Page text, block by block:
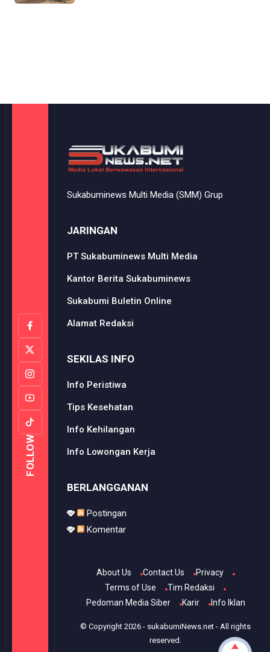
FOLLOW
Sukabuminews Multi Media (SMM) Grup
JARINGAN
PT Sukabuminews Multi Media
Kantor Berita Sukabuminews
Sukabumi Buletin Online
Alamat Redaksi
SEKILAS INFO
Info Peristiwa
Tips Kesehatan
Info Kehilangan
Info Lowongan Kerja
BERLANGGANAN
Postingan
Komentar
About Us Contact Us
Privacy
Terms of Use
Tim Redaksi
Pedoman Media Siber
Karir Info Iklan
© Copyright2026 - sukabumiNews.net - All rights
reserved.